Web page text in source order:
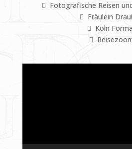
Fotografische Reisen
Fräulein
Köln